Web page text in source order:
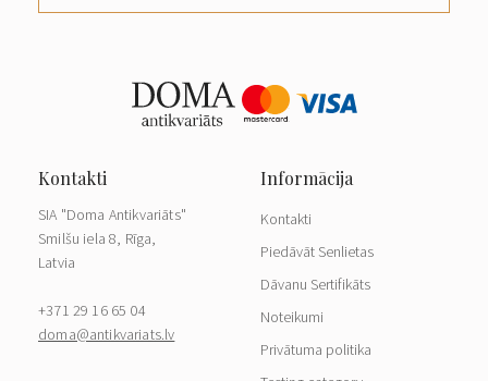
SIA "Doma Antikvariāts"
Smilšu iela 8, Rīga,
Latvia
+371 29 16 65 04
doma@antikvariats.lv
Kontakti
Piedāvāt Senlietas
Dāvanu Sertifikāts
Noteikumi
Privātuma politika